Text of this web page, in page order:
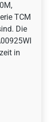
TCM
Die
in